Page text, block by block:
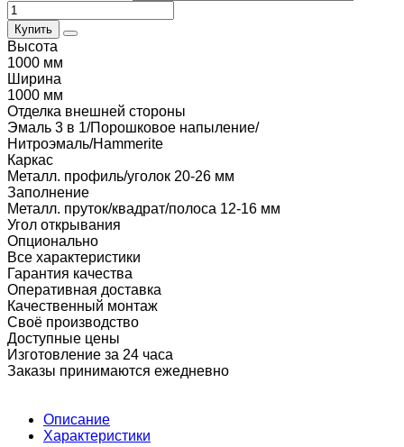
Купить
Высота
1000 мм
Ширина
1000 мм
Отделка внешней стороны
Эмаль 3 в 1/Порошковое напыление/
Нитроэмаль/Hammerite
Каркас
Металл. профиль/уголок 20-26 мм
Заполнение
Металл. пруток/квадрат/полоса 12-16 мм
Угол открывания
Опционально
Все характеристики
Гарантия качества
Оперативная доставка
Качественный монтаж
Своё производство
Доступные цены
Изготовление за 24 часа
Заказы принимаются ежедневно
Описание
Характеристики